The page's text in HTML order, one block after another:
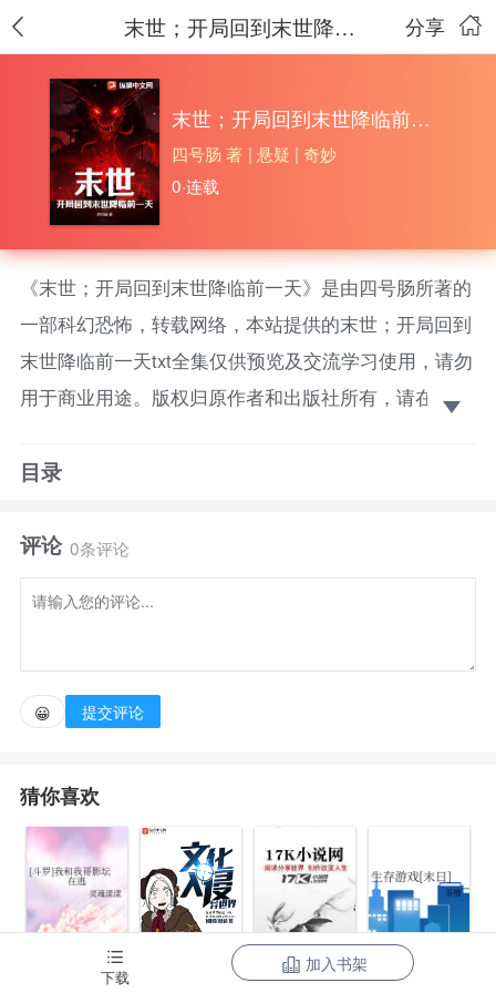
分享
末世；开局回到末世降临前一天
末世；开局回到末世降临前一天
四号肠 著 | 悬疑 | 奇妙
0·连载
《末世；开局回到末世降临前一天》是由四号肠所著的
一部科幻恐怖，转载网络，本站提供的末世；开局回到
末世降临前一天txt全集仅供预览及交流学习使用，请勿
用于商业用途。版权归原作者和出版社所有，请在下载
重生末世降临前一天，这一世，他不在做一个任人欺
世强者，叶辰只有一个目标，让所有的遗憾，不在成为
遗憾！
目录
评论 0条评论
😀 提交评论
猜你喜欢
[斗罗]我和我哥
惊奇宝贝 生存游戏[末日]
下载
加入书架